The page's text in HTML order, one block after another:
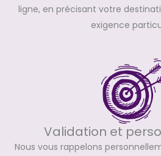
ligne, en précisant votre
exigence
Validation et
Nous vous rappelons